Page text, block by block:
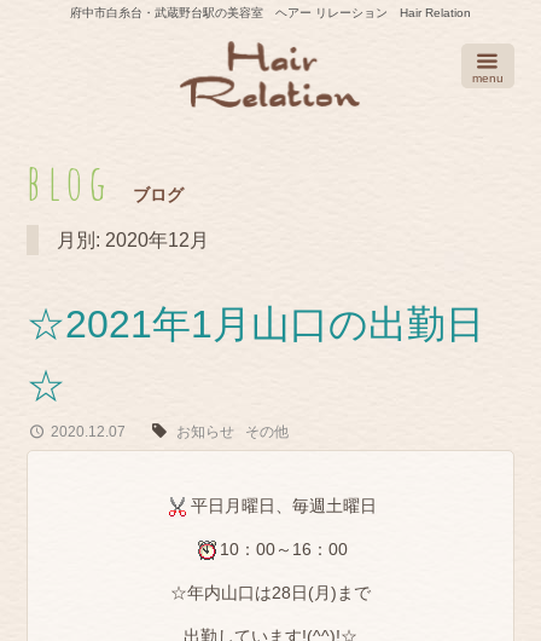
府中市白糸台・武蔵野台駅の美容室 ヘアー リレーション Hair Relation
menu
blog ブログ
月別: 2020年12月
☆2021年1月山口の出勤日
☆
2020.12.07 お知らせ その他
平日月曜日、毎週土曜日
10：00～16：00
☆年内山口は28日(月)まで
出勤しています!(^^)!☆